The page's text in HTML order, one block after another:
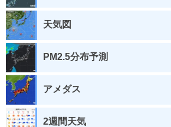
天気図
PM2.5分布予測
アメダス
2週間天気